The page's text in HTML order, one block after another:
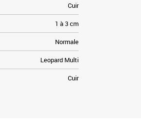
Cuir
1 à 3 cm
Normale
Leopard Multi
Cuir